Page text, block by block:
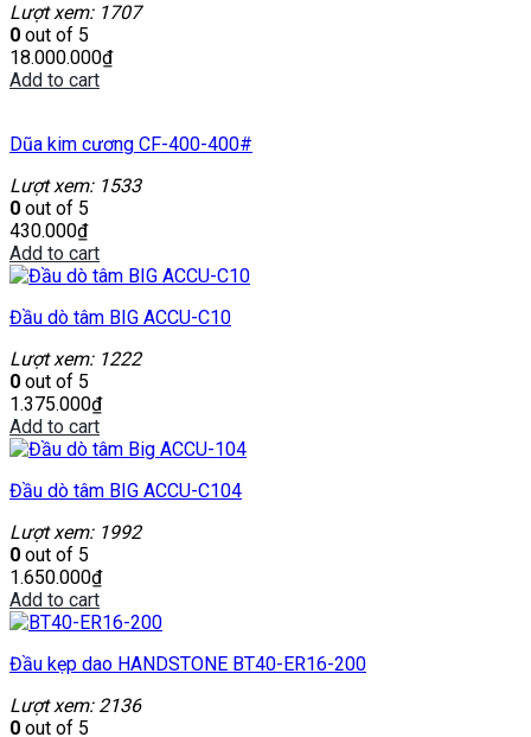
Lượt xem: 1707
0 out of 5
18.000.000₫
Add to cart
Dũa kim cương CF-400-400#
Lượt xem: 1533
0 out of 5
430.000₫
Add to cart
Đầu dò tâm BIG ACCU-C10
Lượt xem: 1222
0 out of 5
1.375.000₫
Add to cart
Đầu dò tâm BIG ACCU-C104
Lượt xem: 1992
0 out of 5
1.650.000₫
Add to cart
Đầu kẹp dao HANDSTONE BT40-ER16-200
Lượt xem: 2136
0 out of 5